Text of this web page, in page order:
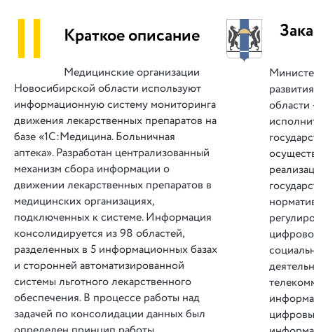
|| Краткое описание
Медицинские организации
Новосибирской области используют
информационную систему мониторинга
движения лекарственных препаратов на
базе «1С:Медицина. Больничная
аптека». Разработан централизованный
механизм сбора информации о
движении лекарственных препаратов в
медицинских организациях,
подключенных к системе. Информация
консолидируется из 98 областей,
разделенных в 5 информационных базах
и сторонней автоматизированной
системы льготного лекарственного
обеспечения. В процессе работы над
задачей по консолидации данных был